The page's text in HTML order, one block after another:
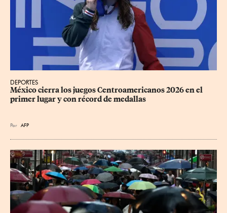
DEPORTES
México cierra los juegos Centroamericanos 2026 en el
primer lugar y con récord de medallas
Por AFP